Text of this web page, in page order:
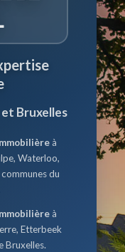
Bruxelles
à
Waterloo,
du
à
Etterbeek
Bruxelles.